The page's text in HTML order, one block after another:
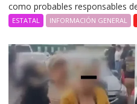
como probables responsables
ESTATAL INFORMACIÓN GENERAL